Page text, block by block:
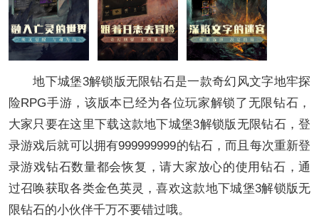
地下城堡3解锁版无限钻石是一款奇幻风文字地牢探
险RPG手游，该版本已经为各位玩家解锁了无限钻石，
大家只要在这里下载这款地下城堡3解锁版无限钻石，登
录游戏后就可以拥有999999999的钻石，而且每次重新登
录游戏钻石数量都会恢复，请大家放心的使用钻石，通
过召唤获取各类金色英灵，喜欢这款地下城堡3解锁版无
限钻石的小伙伴千万不要错过哦。